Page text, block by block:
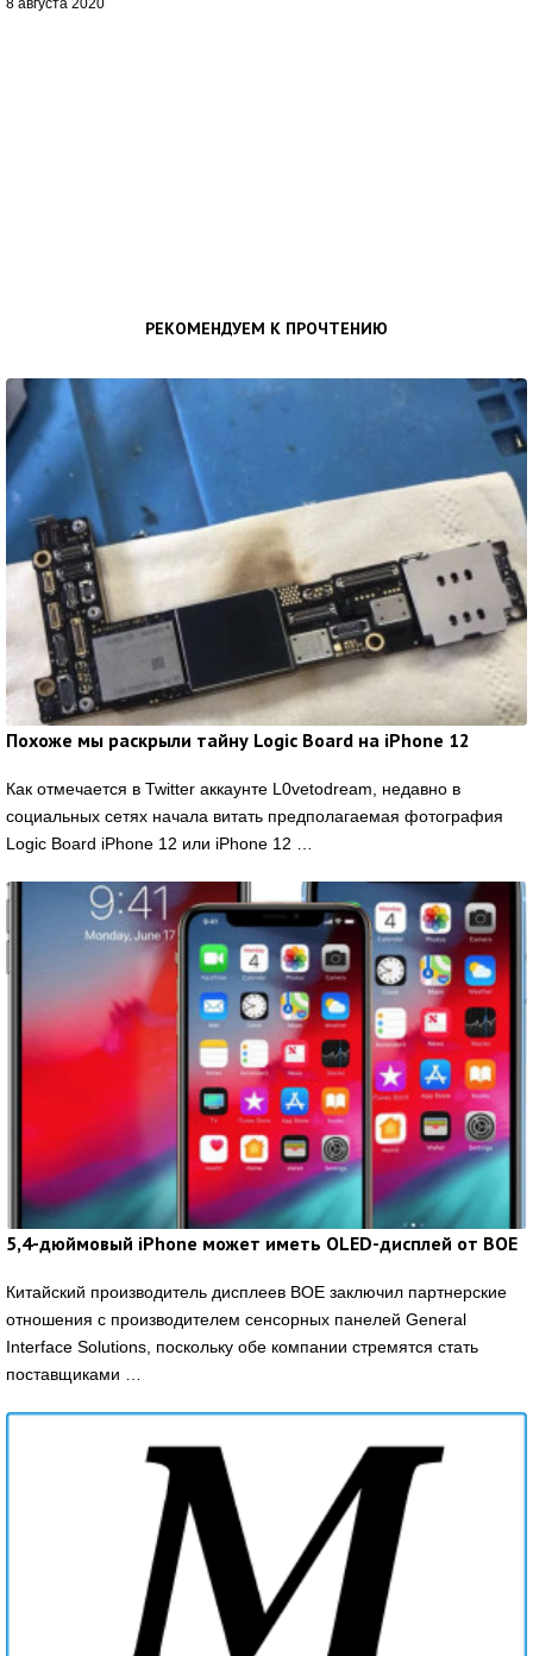
РЕКОМЕНДУЕМ К ПРОЧТЕНИЮ
Похоже мы раскрыли тайну Logic Board на iPhone 12
Как отмечается в Twitter аккаунте L0vetodream, недавно в
социальных сетях начала витать предполагаемая фотография
Logic Board iPhone 12 или iPhone 12 …
5,4-дюймовый iPhone может иметь OLED-дисплей от BOE
Китайский производитель дисплеев BOE заключил партнерские
отношения с производителем сенсорных панелей General
Interface Solutions, поскольку обе компании стремятся стать
поставщиками …